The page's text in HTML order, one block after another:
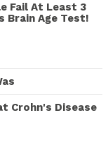
Fail At Least 3
Brain Age Test!
Crohn's Disease